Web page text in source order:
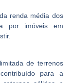
renda média dos
por imóveis em
de terrenos
para a